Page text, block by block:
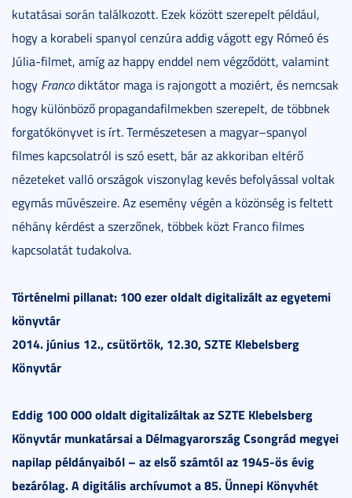
kutatásai során találkozott. Ezek között szerepelt például,
hogy a korabeli spanyol cenzúra addig vágott egy Rómeó és
Júlia-filmet, amíg az happy enddel nem végződött, valamint
hogy Francodiktátor maga is rajongott a moziért, és nemcsak
hogy különböző propagandafilmekben szerepelt, de többnek
forgatókönyvet is írt. Természetesen a magyar–spanyol
filmes kapcsolatról is szó esett, bár az akkoriban eltérő
nézeteket valló országok viszonylag kevés befolyással voltak
egymás művészeire. Az esemény végén a közönség is feltett
néhány kérdést a szerzőnek, többek közt Franco filmes
kapcsolatát tudakolva.
Történelmi pillanat: 100 ezer oldalt digitalizált az egyetemi
könyvtár
2014. június 12., csütörtök, 12.30, SZTE Klebelsberg
Könyvtár
Eddig 100 000 oldalt digitalizáltak az SZTE Klebelsberg
Könyvtár munkatársai a Délmagyarország Csongrád megyei
napilap példányaiból – az első számtól az 1945-ös évig
bezárólag. A digitális archívumot a 85. Ünnepi Könyvhét